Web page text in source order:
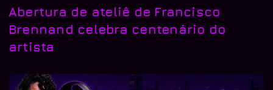
Abertura de ateliê de Francisco
Brennand celebra centenário do
artista